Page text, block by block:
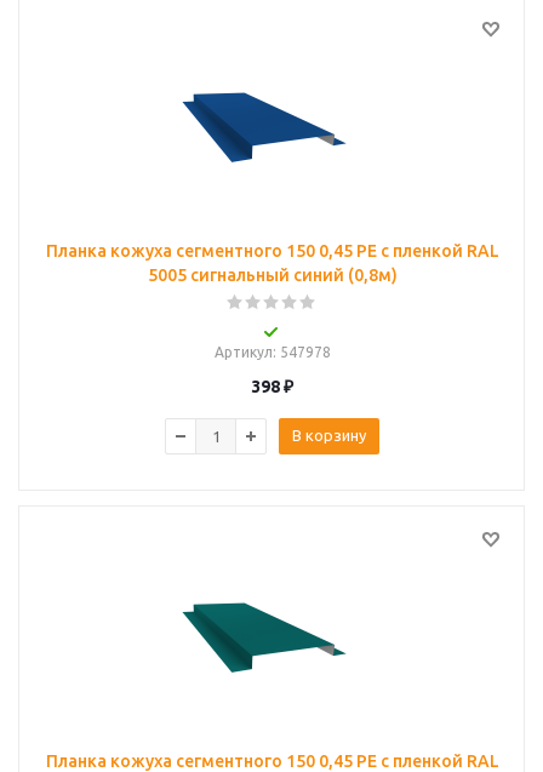
Планка кожуха сегментного 150 0,45 PE с пленкой RAL
5005 сигнальный синий (0,8м)
Артикул: 547978
398₽
В корзину
Планка кожуха сегментного 150 0,45 PE с пленкой RAL